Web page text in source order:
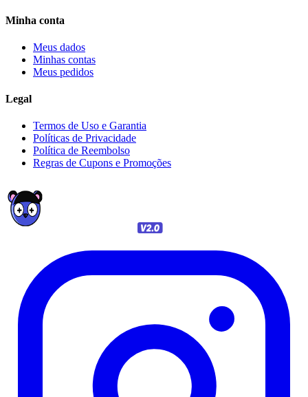
Minha conta
Meus dados
Minhas contas
Meus pedidos
Legal
Termos de Uso e Garantia
Políticas de Privacidade
Política de Reembolso
Regras de Cupons e Promoções